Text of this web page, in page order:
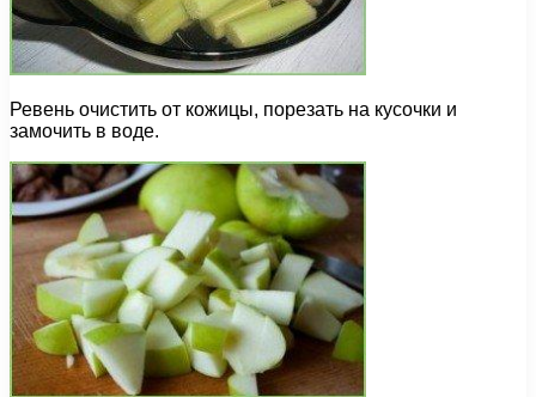
Ревень очистить от кожицы, порезать на кусочки и
замочить в воде.